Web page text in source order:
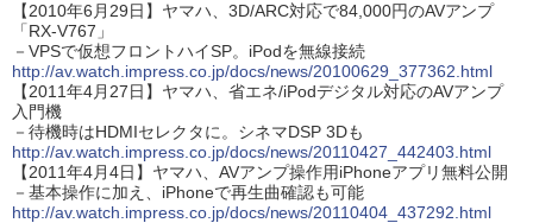
【2010年6月29日】ヤマハ、3D/ARC対応で84,000円のAVアンプ
「RX-V767」
－VPSで仮想フロントハイSP。iPodを無線接続
http://av.watch.impress.co.jp/docs/news/20100629_377362.html
【2011年4月27日】ヤマハ、省エネ/iPodデジタル対応のAVアンプ
入門機
－待機時はHDMIセレクタに。シネマDSP 3Dも
http://av.watch.impress.co.jp/docs/news/20110427_442403.html
【2011年4月4日】ヤマハ、AVアンプ操作用iPhoneアプリ無料公開
－基本操作に加え、iPhoneで再生曲確認も可能
http://av.watch.impress.co.jp/docs/news/20110404_437292.html